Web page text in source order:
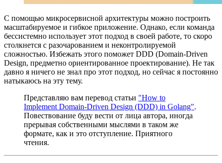
С помощью микросервисной архитектуры можно построить
масштабируемое и гибкое приложение. Однако, если команда
бессистемно использует этот подход в своей работе, то скоро
столкнется с разочарованием и неконтролируемой
сложностью. Избежать этого поможет DDD (Domain-Driven
Design, предметно ориентированное проектирование). Не так
давно я ничего не знал про этот подход, но сейчас я постоянно
натыкаюсь на эту тему.
Представляю вам перевод статьи "How to
Implement Domain-Driven Design (DDD) in Golang".
Повествование буду вести от лица автора, иногда
прерывая собственными мыслями в таком же
формате, как и это отступление. Приятного
чтения.